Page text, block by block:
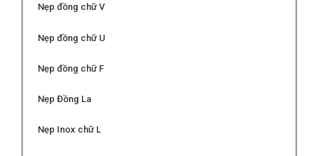
Nẹp đồng chữ V
Nẹp đồng chữ U
Nẹp đồng chữ F
Nẹp Đồng La
Nẹp Inox chữ L